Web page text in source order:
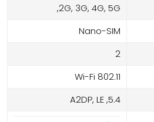
2G, 3G, 4G, 5G,
Nano-SIM
2
Wi-Fi 802.11
5.4, A2DP, LE